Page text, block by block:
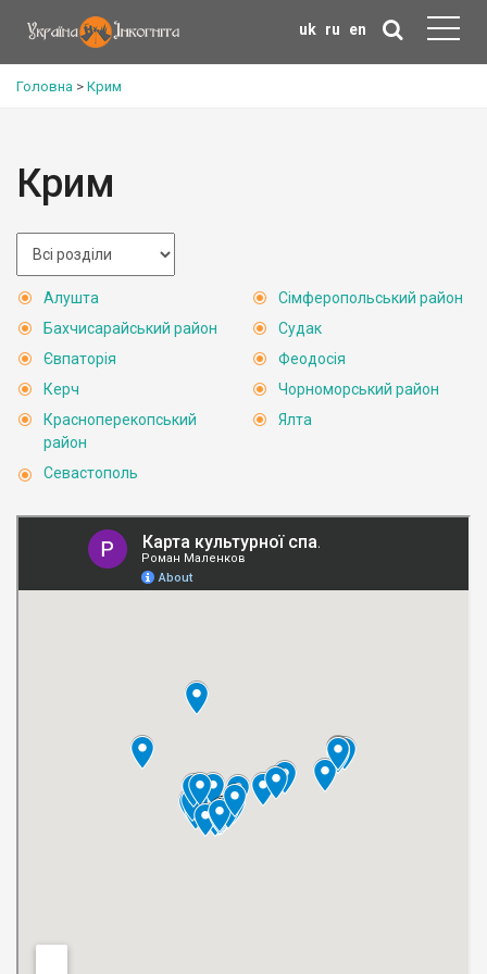
uk ru en
Головна > Крим
Крим
Алушта
Бахчисарайський район
Євпаторія
Керч
Красноперекопський
район
Севастополь
Сімферопольський район
Судак
Феодосія
Чорноморський район
Ялта